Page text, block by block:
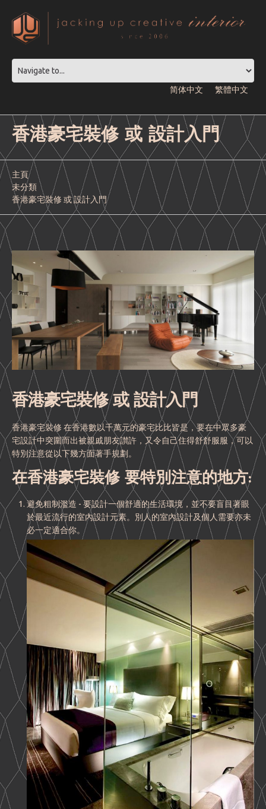
简体中文 繁體中文
香港豪宅裝修 或 設計入門
主頁
未分類
香港豪宅裝修 或 設計入門
香港豪宅裝修 或 設計入門
香港豪宅裝修 在香港數以千萬元的豪宅比比皆是，要在中眾多豪
宅設計中突圍而出被親戚朋友讃許，又令自己住得舒舒服服，可以
特別注意從以下幾方面著手規劃。
在香港豪宅裝修 要特別注意的地方:
避免粗制濫造 - 要設計一個舒適的生活環境，並不要盲目著眼
於最近流行的室內設計元素。別人的室內設計及個人需要亦未
必一定適合你。